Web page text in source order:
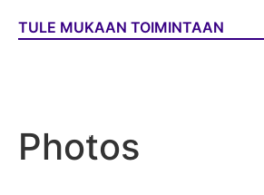
TULE MUKAAN TOIMINTAAN
Photos
IFAF WORLD FLAG FOOTBALL